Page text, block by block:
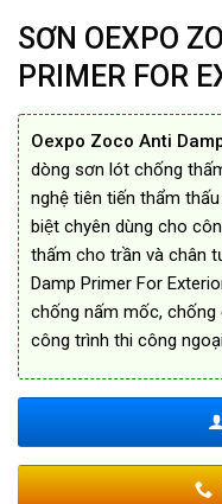
SƠN OEXPO
PRIMER FOR
Oexpo Zoco Anti
dòng sơn lót chống
nghệ tiên tiến thẩm
biệt chyên dùng cho
thấm cho trần và chân
Damp Primer For
chống nấm mốc,
công trình thi công